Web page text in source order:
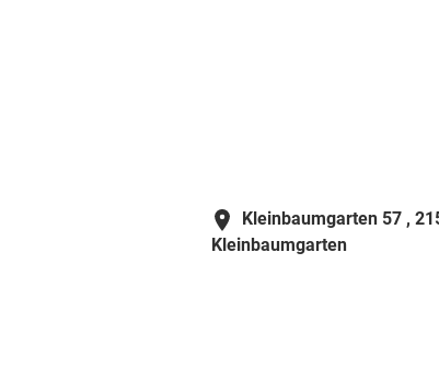
Kleinbaumgarten 57 ,
Kleinbaumgarten